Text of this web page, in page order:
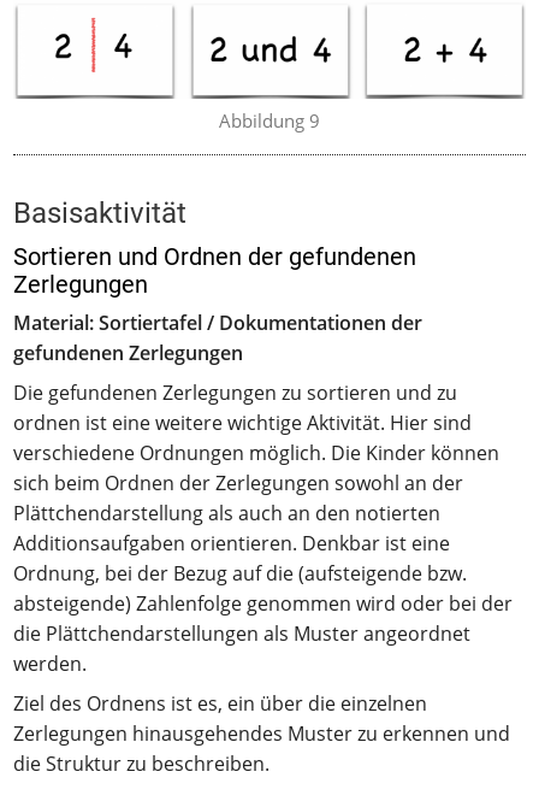
Abbildung 9
Basisaktivität
Sortieren und Ordnen der gefundenen
Zerlegungen
Material: Sortiertafel / Dokumentationen der
gefundenen Zerlegungen
Die gefundenen Zerlegungen zu sortieren und zu
ordnen ist eine weitere wichtige Aktivität. Hier sind
verschiedene Ordnungen möglich. Die Kinder können
sich beim Ordnen der Zerlegungen sowohl an der
Plättchendarstellung als auch an den notierten
Additionsaufgaben orientieren. Denkbar ist eine
Ordnung, bei der Bezug auf die (aufsteigende bzw.
absteigende) Zahlenfolge genommen wird oder bei der
die Plättchendarstellungen als Muster angeordnet
werden.
Ziel des Ordnens ist es, ein über die einzelnen
Zerlegungen hinausgehendes Muster zu erkennen und
die Struktur zu beschreiben.